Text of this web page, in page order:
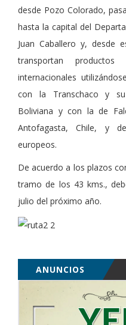
desde Pozo Colorado,
hasta la capital del
Juan Caballero y, desde
transportan productos
internacionales
con la Transchaco y
Boliviana y con la de
Antofagasta, Chile, y
europeos.
De acuerdo a los plazos
tramo de los 43 kms.,
julio del próximo año.
ANUNCIOS